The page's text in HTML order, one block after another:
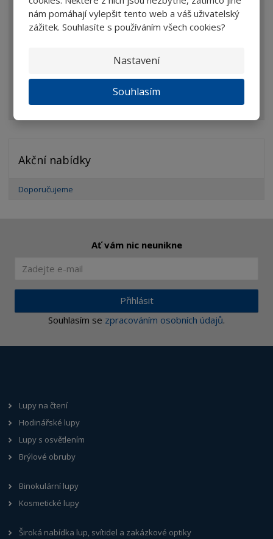
nám pomáhají vylepšit tento web a váš uživatelský
zážitek. Souhlasíte s používáním všech cookies?
Nastavení
Souhlasím
Brýle
Optické prvky
Ostatní
Akční nabídky
Doporučujeme
Ať vám nic neunikne
Přihlásit
Souhlasím se zpracováním osobních údajů.
Lupy na čtení
Hodinářské lupy
Lupy s osvětlením
Brýlové obruby
Binokulární lupy
Kosmetické lupy
Široká nabídka lup, svítidel a zakázkové optiky